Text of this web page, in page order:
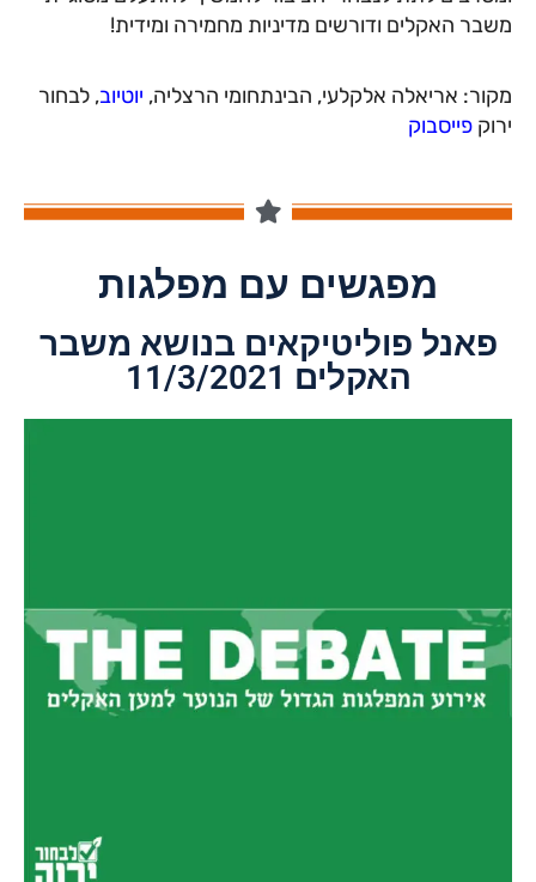
משבר האקלים ודורשים מדיניות מחמירה ומידית!
מקור: אריאלה אלקלעי, הבינתחומי הרצליה, יוטיוב, לבחור
ירוק פייסבוק
מפגשים עם מפלגות
פאנל פוליטיקאים בנושא משבר
האקלים 11/3/2021